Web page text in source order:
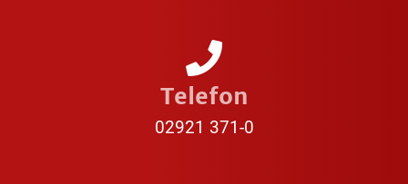
Telefon
02921 371-0